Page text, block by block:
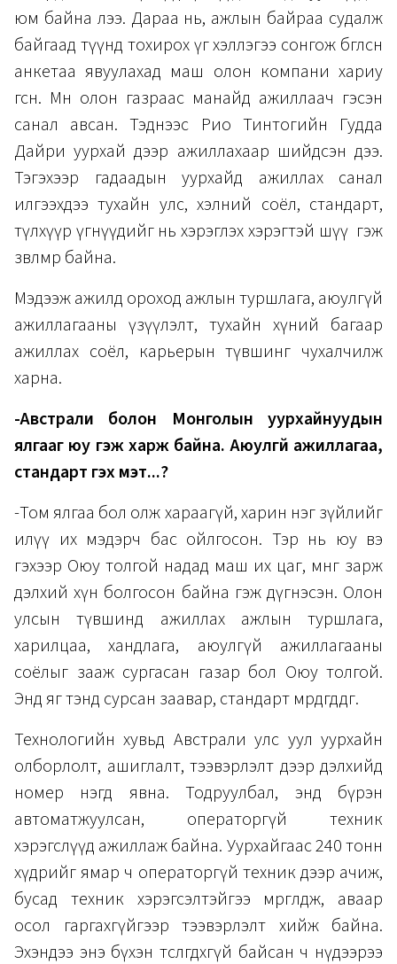
юм байна лээ. Дараа нь, ажлын байраа судалж
байгаад түүнд тохирох үг хэллэгээ сонгож бөглөсөн
анкетаа явуулахад маш олон компани хариу
өгсөн. Мөн олон газраас манайд ажиллаач гэсэн
санал авсан. Тэднээс Рио Тинтогийн Гудда
Дайри уурхай дээр ажиллахаар шийдсэн дээ.
Тэгэхээр гадаадын уурхайд ажиллах санал
илгээхдээ тухайн улс, хэлний соёл, стандарт,
түлхүүр үгнүүдийг нь хэрэглэх хэрэгтэй шүү гэж
зөвлөмөөр байна.
Мэдээж ажилд ороход ажлын туршлага, аюулгүй
ажиллагааны үзүүлэлт, тухайн хүний багаар
ажиллах соёл, карьерын түвшинг чухалчилж
харна.
-Австрали болон Монголын уурхайнуудын
ялгааг юу гэж харж байна. Аюулгүй ажиллагаа,
стандарт гэх мэт...?
-Том ялгаа бол олж хараагүй, харин нэг зүйлийг
илүү их мэдэрч бас ойлгосон. Тэр нь юу вэ
гэхээр Оюу толгой надад маш их цаг, мөнгө зарж
дэлхий хүн болгосон байна гэж дүгнэсэн. Олон
улсын түвшинд ажиллах ажлын туршлага,
харилцаа, хандлага, аюулгүй ажиллагааны
соёлыг зааж сургасан газар бол Оюу толгой.
Энд яг тэнд сурсан заавар, стандарт мөрдөгддөг.
Технологийн хувьд Австрали улс уул уурхайн
олборлолт, ашиглалт, тээвэрлэлт дээр дэлхийд
номер нэгд явна. Тодруулбал, энд бүрэн
автоматжуулсан, операторгүй техник
хэрэгслүүд ажиллаж байна. Уурхайгаас 240 тонн
хүдрийг ямар ч операторгүй техник дээр ачиж,
бусад техник хэрэгсэлтэйгээ мөргөлдөж, аваар
осол гаргахгүйгээр тээвэрлэлт хийж байна.
Эхэндээ энэ бүхэн төсөөлөгдөхгүй байсан ч нүдээрээ